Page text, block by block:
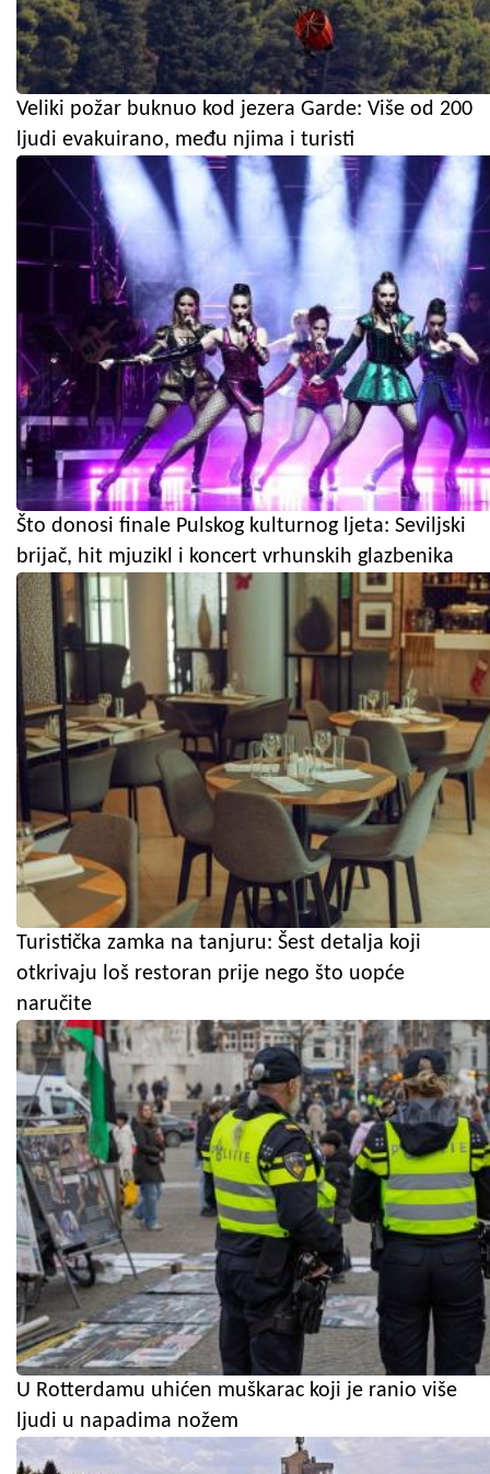
Veliki požar buknuo kod jezera Garde: Više od 200
ljudi evakuirano, među njima i turisti
Što donosi finale Pulskog kulturnog ljeta: Seviljski
brijač, hit mjuzikl i koncert vrhunskih glazbenika
Turistička zamka na tanjuru: Šest detalja koji
otkrivaju loš restoran prije nego što uopće
naručite
U Rotterdamu uhićen muškarac koji je ranio više
ljudi u napadima nožem